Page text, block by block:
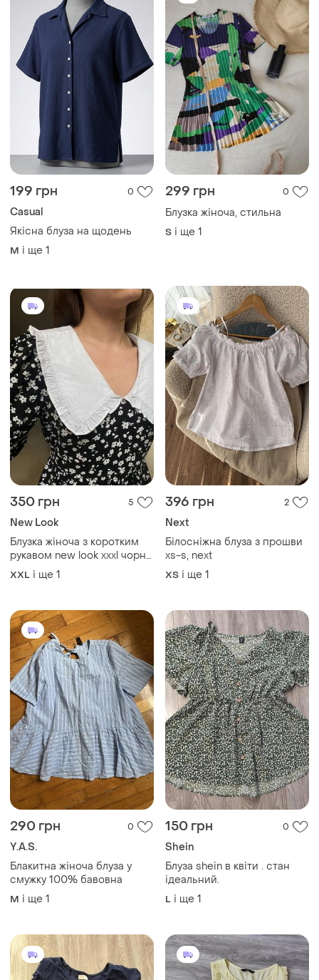
199 грн 0
Casual
Якісна блуза на щодень
M і ще 1
299 грн 0
Блузка жіноча, стильна
S і ще 1
350 грн 5
New Look
Блузка жіноча з коротким
рукавом new look хххl чорна
з білим коміром з рюшами
білий квітковий принт
XXL і ще 1
396 грн 2
Next
Білосніжна блуза з прошви
xs-s, next
ХS і ще 1
290 грн 0
Y.A.S.
Блакитна жіноча блуза у
смужку 100% бавовна
M і ще 1
150 грн 0
Shein
Блуза shein в квіти . стан
ідеальний.
L і ще 1